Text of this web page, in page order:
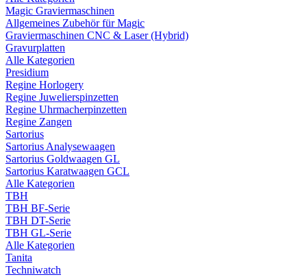
Magic Graviermaschinen
Allgemeines Zubehör für Magic
Graviermaschinen CNC & Laser (Hybrid)
Gravurplatten
Alle Kategorien
Presidium
Regine Horlogery
Regine Juwelierspinzetten
Regine Uhrmacherpinzetten
Regine Zangen
Sartorius
Sartorius Analysewaagen
Sartorius Goldwaagen GL
Sartorius Karatwaagen GCL
Alle Kategorien
TBH
TBH BF-Serie
TBH DT-Serie
TBH GL-Serie
Alle Kategorien
Tanita
Techniwatch